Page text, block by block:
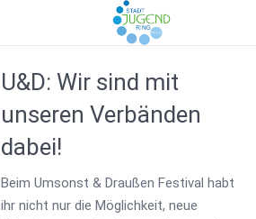
U&D: Wir sind mit
unseren Verbänden
dabei!
Beim Umsonst & Draußen Festival habt
ihr nicht nur die Möglichkeit, neue